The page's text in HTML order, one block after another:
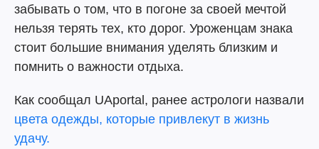
забывать о том, что в погоне за своей мечтой
нельзя терять тех, кто дорог. Уроженцам знака
стоит большие внимания уделять близким и
помнить о важности отдыха.
Как сообщал UAportal, ранее астрологи назвали
цвета одежды, которые привлекут в жизнь
удачу.